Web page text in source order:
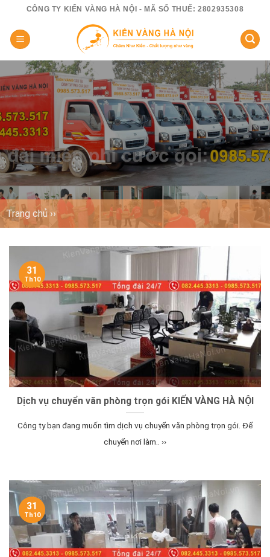
content
CÔNG TY KIẾN VÀNG HÀ NỘI - MÃ SỐ THUẾ: 2802935308
Trang chủ ››
Dịch vụ chuyển văn phòng trọn gói KIẾN VÀNG HÀ NỘI
Công ty bạn đang muốn tìm dịch vụ chuyển văn phòng trọn gói. Để
chuyển nơi làm.. ››
31
Th10
31
Th10